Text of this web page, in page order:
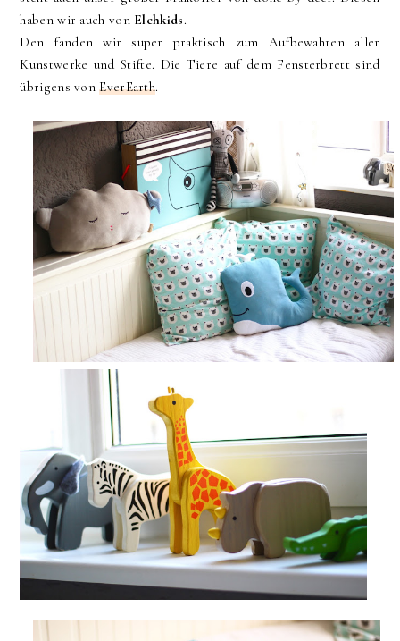
haben wir auch von Elchkids.
Den fanden wir super praktisch zum Aufbewahren aller
Kunstwerke und Stifte. Die Tiere auf dem Fensterbrett sind
übrigens vonEverEarth.